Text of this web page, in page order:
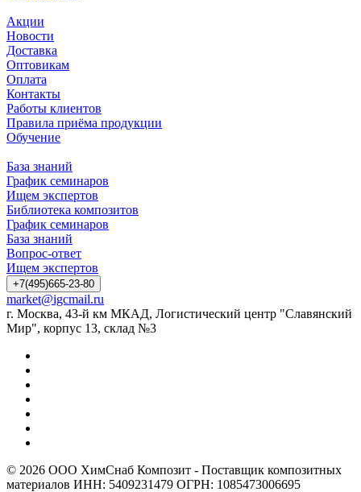
Акции
Новости
Доставка
Оптовикам
Оплата
Контакты
Работы клиентов
Правила приёма продукции
Обучение
База знаний
График семинаров
Ищем экспертов
Библиотека композитов
График семинаров
База знаний
Вопрос-ответ
Ищем экспертов
+7(495)665-23-80
market@igcmail.ru
г. Москва, 43-й км МКАД, Логистический центр "Славянский
Мир", корпус 13, склад №3
© 2026 ООО ХимСнаб Композит - Поставщик композитных
материалов ИНН: 5409231479 ОГРН: 1085473006695